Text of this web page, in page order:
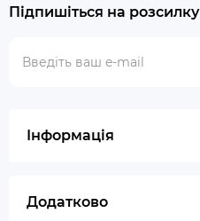
Підпишіться на розсилку
Інформація
Додатково